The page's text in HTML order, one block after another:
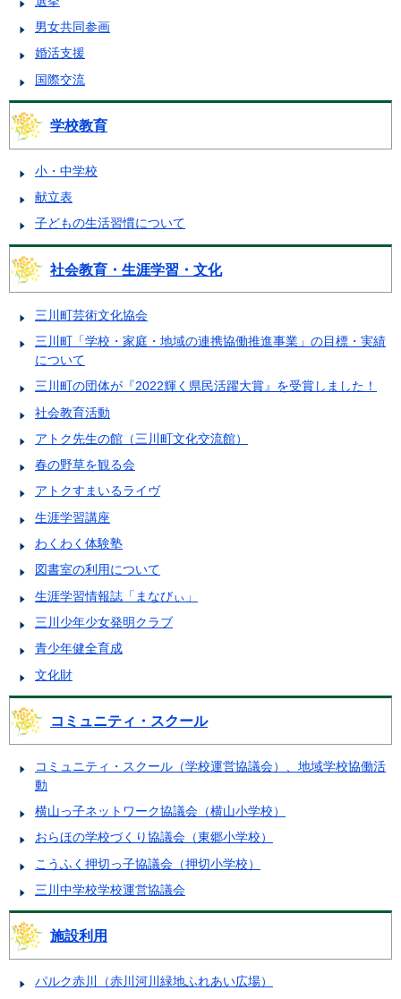
男女共同参画
婚活支援
国際交流
学校教育
小・中学校
献立表
子どもの生活習慣について
社会教育・生涯学習・文化
三川町芸術文化協会
三川町「学校・家庭・地域の連携協働推進事業」の目標・実績
について
三川町の団体が『2022輝く県民活躍大賞』を受賞しました！
社会教育活動
アトク先生の館（三川町文化交流館）
春の野草を観る会
アトクすまいるライヴ
生涯学習講座
わくわく体験塾
図書室の利用について
生涯学習情報誌「まなびぃ」
三川少年少女発明クラブ
青少年健全育成
文化財
コミュニティ・スクール
コミュニティ・スクール（学校運営協議会）、地域学校協働活
動
横山っ子ネットワーク協議会（横山小学校）
おらほの学校づくり協議会（東郷小学校）
こうふく押切っ子協議会（押切小学校）
三川中学校学校運営協議会
施設利用
パルク赤川（赤川河川緑地ふれあい広場）